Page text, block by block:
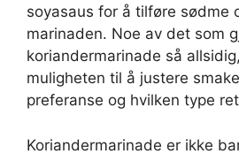
soyasaus for å tilføre sødme
marinaden. Noe av det som
koriandermarinade så
muligheten til å justere
preferanse og hvilken type
Koriandermarinade er ikke